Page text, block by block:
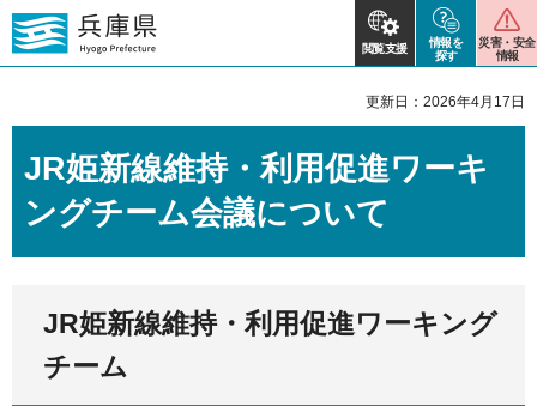
閲覧支援
情報を
探す
災害・安全
情報
更新日：2026年4月17日
JR姫新線維持・利用促進ワーキ
ングチーム会議について
JR姫新線維持・利用促進ワーキング
チーム